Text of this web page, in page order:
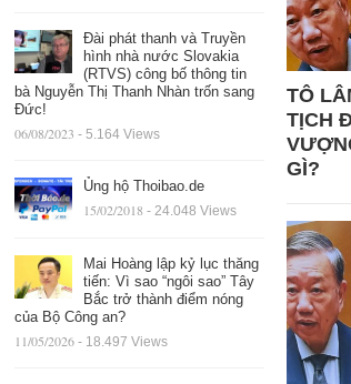
Đài phát thanh và Truyền
hình nhà nước Slovakia
(RTVS) công bố thông tin
bà Nguyễn Thị Thanh Nhàn trốn sang
Đức!
06/08/2023 - 5.164 Views
Ủng hộ Thoibao.de
15/02/2018 - 24.048 Views
Mai Hoàng lập kỷ lục thăng
tiến: Vì sao “ngôi sao” Tây
Bắc trở thành điểm nóng
của Bộ Công an?
11/05/2026 - 18.497 Views
TÔ
TỊCH
GÌ?